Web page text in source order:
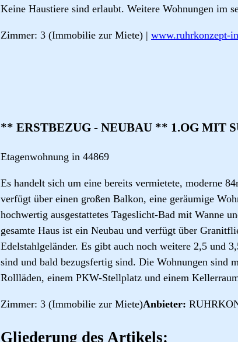
Keine Haustiere sind erlaubt. Weitere Wohnungen im
Zimmer: 3 (Immobilie zur Miete) | www.ruhrkonzept-
** ERSTBEZUG - NEUBAU ** 1.OG MIT
Etagenwohnung in 44869
Es handelt sich um eine bereits vermietete, moderne
verfügt über einen großen Balkon, eine geräumige
hochwertig ausgestattetes Tageslicht-Bad mit Wanne
gesamte Haus ist ein Neubau und verfügt über
Edelstahlgeländer. Es gibt auch noch weitere 2,5 und
sind und bald bezugsfertig sind. Die Wohnungen sind
Rollläden, einem PKW-Stellplatz und einem
Zimmer: 3 (Immobilie zur Miete)Anbieter:
Gliederung des Artikels: